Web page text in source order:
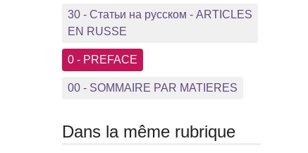
30 - Статьи на русском - ARTICLES
EN RUSSE
0 - PREFACE
00 - SOMMAIRE PAR MATIERES
Dans la même rubrique